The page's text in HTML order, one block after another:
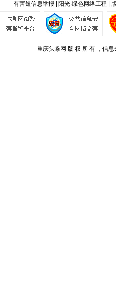
有害短信息举报 | 阳光·绿色网络工程 |
重庆头条网 版 权 所 有 ，信